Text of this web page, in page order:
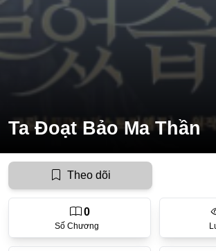
#Sủng Ngọt
Hiện Đại
Ecchi
Nữ Cường
Tổng Tài
Isekai
#Chiếm Hữu Mạnh Mẽ
Ta Đoạt Bảo Ma Thần
Số Chương
0
Theo dõi